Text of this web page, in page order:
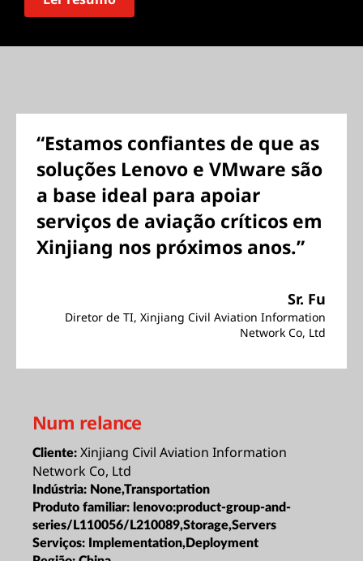
“Estamos confiantes de que as
soluções Lenovo e VMware são
a base ideal para apoiar
serviços de aviação críticos em
Xinjiang nos próximos anos.”
Sr. Fu
Diretor de TI, Xinjiang Civil Aviation Information
Network Co, Ltd
Num relance
Cliente: Xinjiang Civil Aviation Information
Network Co, Ltd
Indústria: None,Transportation
Produto familiar: lenovo:product-group-and-
series/L110056/L210089,Storage,Servers
Serviços: Implementation,Deployment